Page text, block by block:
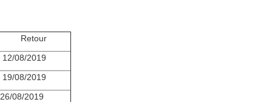
Retour
12/08/2019
19/08/2019
26/08/2019